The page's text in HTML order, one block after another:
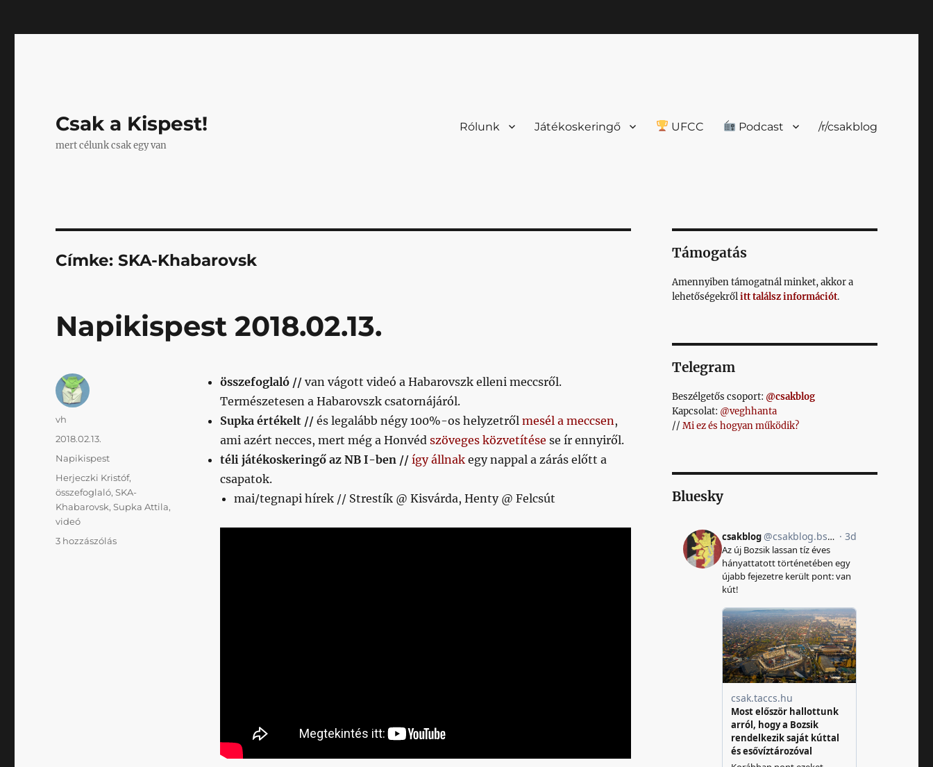
Csak a Kispest!
mert célunk csak egy van
Rólunk Játékoskeringő UFCC Podcast /r/csakblog
Címke:SKA-Khabarovsk
Napikispest 2018.02.13.
összefoglaló // van vágott videó a Habarovszk elleni meccsről.
Természetesen a Habarovszk csatornájáról.
Supka értékelt // és legalább négy 100%-os helyzetről mesél a meccsen,
ami azért necces, mert még a Honvéd szöveges közvetítése se ír ennyiről.
téli játékoskeringő az NB I-ben // így állnakegy nappal a zárás előtt a
csapatok.
mai/tegnapi hírek // Strestík @ Kisvárda, Henty @ Felcsút
Szerző
vh
Közzétéve
2018.02.13.
Kategória
Napikispest
Címke
Herjeczki Kristóf,
összefoglaló,SKA-
Khabarovsk,Supka Attila,
videó
3 hozzászólásNapikispest
Támogatás
Amennyiben támogatnál minket, akkor a
lehetőségekrőlitt találsz információt.
Telegram
Beszélgetős csoport: @csakblog
Kapcsolat: @veghhanta
// Mi ez és hogyan működik?
Bluesky